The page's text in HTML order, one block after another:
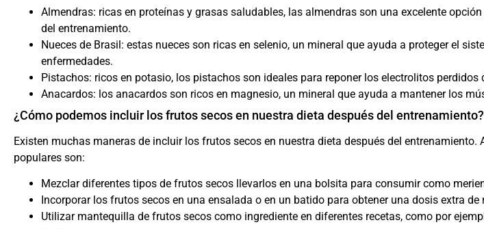
Almendras: ricas en proteínas y grasas saludables, las almendras son una excelente
del entrenamiento.
Nueces de Brasil: estas nueces son ricas en selenio, un mineral que ayuda a proteger el
enfermedades.
Pistachos: ricos en potasio, los pistachos son ideales para reponer los electrolitos perdidos
Anacardos: los anacardos son ricos en magnesio, un mineral que ayuda a mantener los
¿Cómo podemos incluir los frutos secos en nuestra dieta después del entrenamiento?
Existen muchas maneras de incluir los frutos secos en nuestra dieta después del entrenamiento.
populares son:
Mezclar diferentes tipos de frutos secos llevarlos en una bolsita para consumir como
Incorporar los frutos secos en una ensalada o en un batido para obtener una dosis extra de
Utilizar mantequilla de frutos secos como ingrediente en diferentes recetas, como por